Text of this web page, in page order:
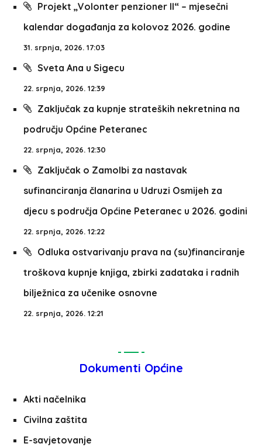
Projekt „Volonter penzioner II“ – mjesečni
kalendar događanja za kolovoz 2026. godine
31. srpnja, 2026. 17:03
Sveta Ana u Sigecu
22. srpnja, 2026. 12:39
Zaključak za kupnje strateških nekretnina na
području Općine Peteranec
22. srpnja, 2026. 12:30
Zaključak o Zamolbi za nastavak
sufinanciranja članarina u Udruzi Osmijeh za
djecu s područja Općine Peteranec u 2026. godini
22. srpnja, 2026. 12:22
Odluka ostvarivanju prava na (su)financiranje
troškova kupnje knjiga, zbirki zadataka i radnih
bilježnica za učenike osnovne
22. srpnja, 2026. 12:21
Dokumenti Općine
Akti načelnika
Civilna zaštita
E-savjetovanje